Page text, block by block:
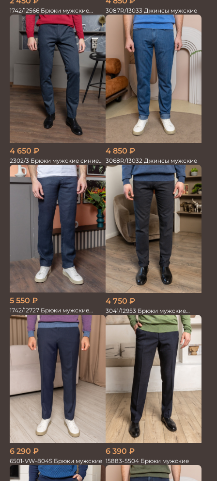
1742/12566 Брюки мужские
100%лён т.синие
3087R/13033 Джинсы мужские
4 650 ₽
2302/3 Брюки мужские синие
диагональ
4 850 ₽
3068R/13032 Джинсы мужские
5 550 ₽
1742/12727 Брюки мужские
100%лён син
4 750 ₽
3041/12953 Брюки мужские
парламент
6 290 ₽
6501-VW-804S Брюки мужские
6 390 ₽
15883-5504 Брюки мужские